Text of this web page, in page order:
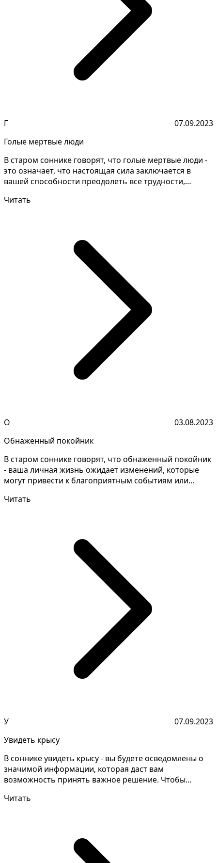
Г
07.09.2023
Голые мертвые люди
В старом соннике говорят, что голые мертвые люди -
это означает, что настоящая сила заключается в
вашей способности преодолеть все трудности,
Читать
О
03.08.2023
Обнаженный покойник
В старом соннике говорят, что обнаженный покойник
- ваша личная жизнь ожидает изменений, которые
могут привести к благоприятным событиям или
Читать
У
07.09.2023
Увидеть крысу
В соннике увидеть крысу - вы будете осведомлены о
значимой информации, которая даст вам
возможность принять важное решение. Чтобы
Читать